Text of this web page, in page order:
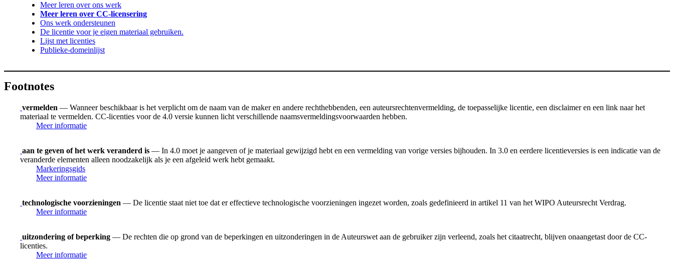
Meer leren over ons werk
Meer leren over CC-licensering
Ons werk ondersteunen
De licentie voor je eigen materiaal gebruiken.
Lijst met licenties
Publieke-domeinlijst
Footnotes
vermelden — Wanneer beschikbaar is het verplicht om de naam van de maker en andere rechthebbenden, een auteursrechtenvermelding, de toepasselijke licentie, een disclaimer en een link naar het
materiaal te vermelden. CC-licenties voor de 4.0 versie kunnen licht verschillende naamsvermeldingsvoorwaarden hebben.
Meer informatie
aan te geven of het werk veranderd is — In 4.0 moet je aangeven of je materiaal gewijzigd hebt en een vermelding van vorige versies bijhouden. In 3.0 en eerdere licentieversies is een indicatie van de
veranderde elementen alleen noodzakelijk als je een afgeleid werk hebt gemaakt.
Markeringsgids
Meer informatie
technologische voorzieningen — De licentie staat niet toe dat er effectieve technologische voorzieningen ingezet worden, zoals gedefinieerd in artikel 11 van het WIPO Auteursrecht Verdrag.
Meer informatie
uitzondering of beperking — De rechten die op grond van de beperkingen en uitzonderingen in de Auteurswet aan de gebruiker zijn verleend, zoals het citaatrecht, blijven onaangetast door de CC-
licenties.
Meer informatie